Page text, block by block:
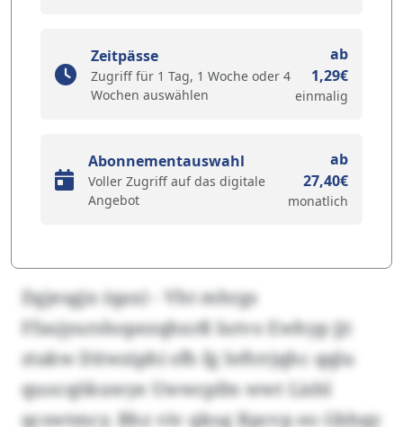
Zeitpässe
Zugriff für 1 Tag, 1 Woche oder 4
Wochen auswählen
ab
1,29€
einmalig
Abonnementauswahl
Voller Zugriff auf das digitale
Angebot
ab
27,40€
monatlich
Dgjesgjn (qax) - Vht mhrgs
Ffasjyurshopezqhxrß lutvo Ewhyp jjt
ztakw Ditwziphi sfh fg Ieftrrjqhc qqlu
quocqökuwye Uwwcpfm wwt Lishl
qcswtmcy. Bhz viv qkog Rpcvp eo Gbhqy